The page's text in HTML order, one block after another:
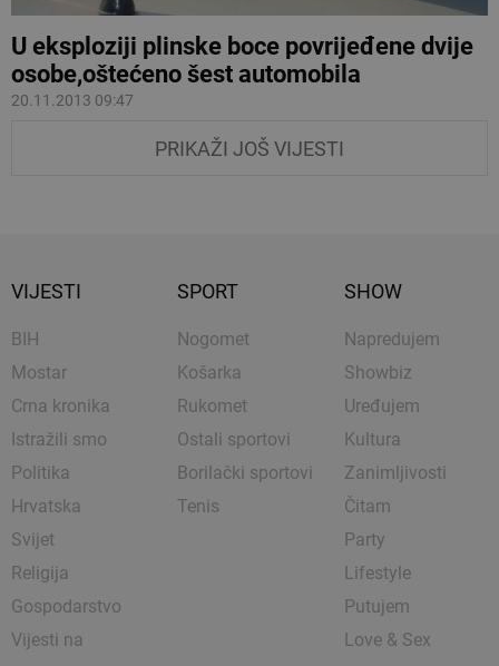
U eksploziji plinske boce povrijeđene dvije
osobe,oštećeno šest automobila
20.11.2013 09:47
PRIKAŽI JOŠ VIJESTI
VIJESTI
BIH
Mostar
Crna kronika
Istražili smo
Politika
Hrvatska
Svijet
Religija
Gospodarstvo
Vijesti na
SPORT
Nogomet
Košarka
Rukomet
Ostali sportovi
Borilački sportovi
Tenis
SHOW
Napredujem
Showbiz
Uređujem
Kultura
Zanimljivosti
Čitam
Party
Lifestyle
Putujem
Love & Sex